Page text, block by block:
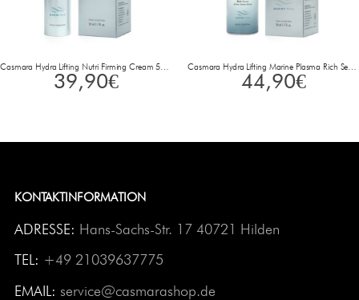
39,90€ 44,90€
KONTAKTINFORMATION
ADRESSE: Hans-Sachs-Str. 17 40721 Hilden
TEL: +49 21039637775
EMAIL: service@casmarashop.de